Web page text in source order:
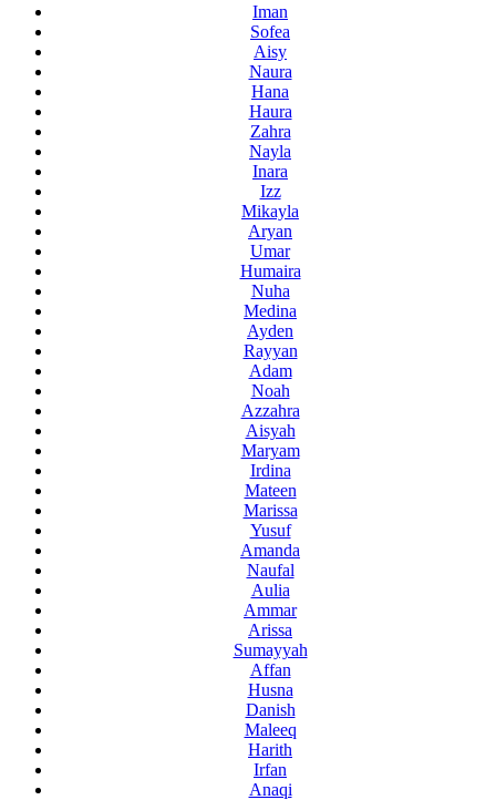
Iman
Sofea
Aisy
Naura
Hana
Haura
Zahra
Nayla
Inara
Izz
Mikayla
Aryan
Umar
Humaira
Nuha
Medina
Ayden
Rayyan
Adam
Noah
Azzahra
Aisyah
Maryam
Irdina
Mateen
Marissa
Yusuf
Amanda
Naufal
Aulia
Ammar
Arissa
Sumayyah
Affan
Husna
Danish
Maleeq
Harith
Irfan
Anaqi